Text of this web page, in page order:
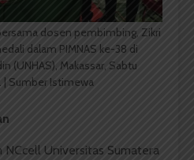
dosen pembimbing, Zikri
dalam PIMNAS ke-38 di
(UNHAS), Makassar, Sabtu
| Sumber Istimewa
NCcell Universitas Sumatera